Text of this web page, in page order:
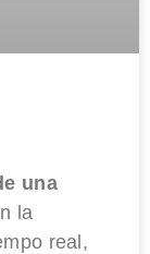
una
la
real,